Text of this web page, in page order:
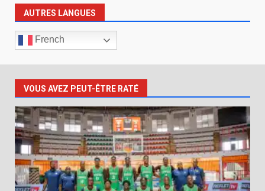
AUTRES LANGUES
French
VOUS AVEZ PEUT-ÊTRE RATÉ